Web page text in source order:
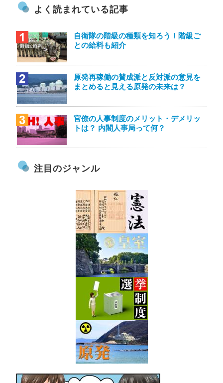
よく読まれている記事
自衛隊の階級の種類を知ろう！階級ご
との給料も紹介
原発再稼働の賛成派と反対派の意見を
まとめると見える原発の未来は？
官僚の人事制度のメリット・デメリッ
トは？ 内閣人事局って何？
注目のジャンル